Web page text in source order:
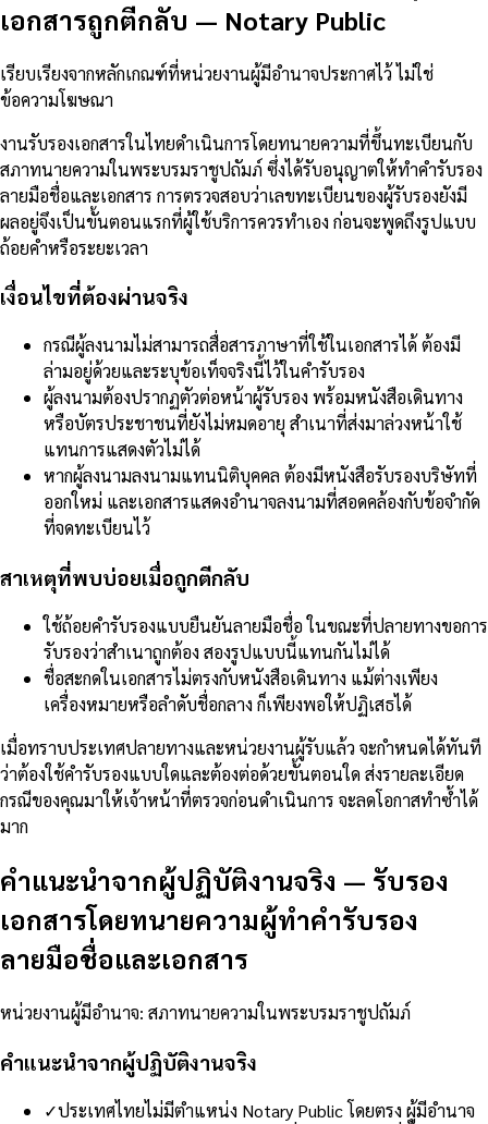
เอกสารถูกตีกลับ — Notary Public
เรียบเรียงจากหลักเกณฑ์ที่หน่วยงานผู้มีอำนาจประกาศไว้ ไม่ใช่
ข้อความโฆษณา
งานรับรองเอกสารในไทยดำเนินการโดยทนายความที่ขึ้นทะเบียนกับ
สภาทนายความในพระบรมราชูปถัมภ์ ซึ่งได้รับอนุญาตให้ทำคำรับรอง
ลายมือชื่อและเอกสาร การตรวจสอบว่าเลขทะเบียนของผู้รับรองยังมี
ผลอยู่จึงเป็นขั้นตอนแรกที่ผู้ใช้บริการควรทำเอง ก่อนจะพูดถึงรูปแบบ
ถ้อยคำหรือระยะเวลา
เงื่อนไขที่ต้องผ่านจริง
กรณีผู้ลงนามไม่สามารถสื่อสารภาษาที่ใช้ในเอกสารได้ ต้องมี
ล่ามอยู่ด้วยและระบุข้อเท็จจริงนี้ไว้ในคำรับรอง
ผู้ลงนามต้องปรากฏตัวต่อหน้าผู้รับรอง พร้อมหนังสือเดินทาง
หรือบัตรประชาชนที่ยังไม่หมดอายุ สำเนาที่ส่งมาล่วงหน้าใช้
แทนการแสดงตัวไม่ได้
หากผู้ลงนามลงนามแทนนิติบุคคล ต้องมีหนังสือรับรองบริษัทที่
ออกใหม่ และเอกสารแสดงอำนาจลงนามที่สอดคล้องกับข้อจำกัด
ที่จดทะเบียนไว้
สาเหตุที่พบบ่อยเมื่อถูกตีกลับ
ใช้ถ้อยคำรับรองแบบยืนยันลายมือชื่อ ในขณะที่ปลายทางขอการ
รับรองว่าสำเนาถูกต้อง สองรูปแบบนี้แทนกันไม่ได้
ชื่อสะกดในเอกสารไม่ตรงกับหนังสือเดินทาง แม้ต่างเพียง
เครื่องหมายหรือลำดับชื่อกลาง ก็เพียงพอให้ปฏิเสธได้
เมื่อทราบประเทศปลายทางและหน่วยงานผู้รับแล้ว จะกำหนดได้ทันที
ว่าต้องใช้คำรับรองแบบใดและต้องต่อด้วยขั้นตอนใด ส่งรายละเอียด
กรณีของคุณมาให้เจ้าหน้าที่ตรวจก่อนดำเนินการ จะลดโอกาสทำซ้ำได้
มาก
คำแนะนำจากผู้ปฏิบัติงานจริง — รับรอง
เอกสารโดยทนายความผู้ทำคำรับรอง
ลายมือชื่อและเอกสาร
หน่วยงานผู้มีอำนาจ: สภาทนายความในพระบรมราชูปถัมภ์
คำแนะนำจากผู้ปฏิบัติงานจริง
✓ประเทศไทยไม่มีตำแหน่ง Notary Public โดยตรง ผู้มีอำนาจ